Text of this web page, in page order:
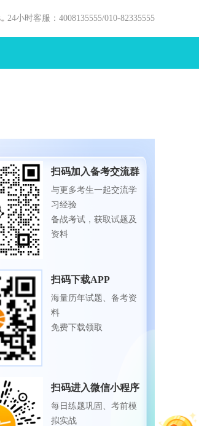
24小时客服：4008135555/010-82335555
扫码加入备考交流群
与更多考生一起交流学
习经验
备战考试，获取试题及
资料
扫码下载APP
海量历年试题、备考资
料
免费下载领取
扫码进入微信小程序
每日练题巩固、考前模
拟实战